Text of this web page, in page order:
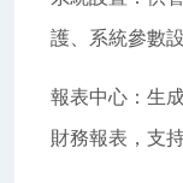
護、系統參數
報表中心：生
財務報表，支